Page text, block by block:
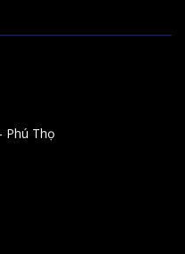
Phú Thọ